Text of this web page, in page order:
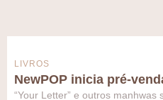
LIVROS
NewPOP inicia pré-
“Your Letter” e outros manhwas